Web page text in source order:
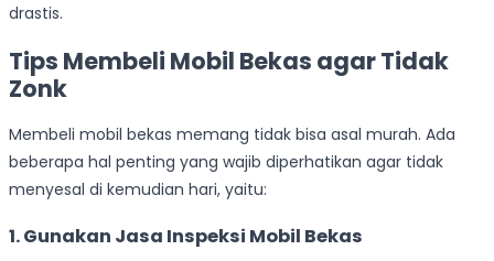
drastis.
Tips Membeli Mobil Bekas agar Tidak
Zonk
Membeli mobil bekas memang tidak bisa asal murah. Ada
beberapa hal penting yang wajib diperhatikan agar tidak
menyesal di kemudian hari, yaitu:
1. Gunakan Jasa Inspeksi Mobil Bekas